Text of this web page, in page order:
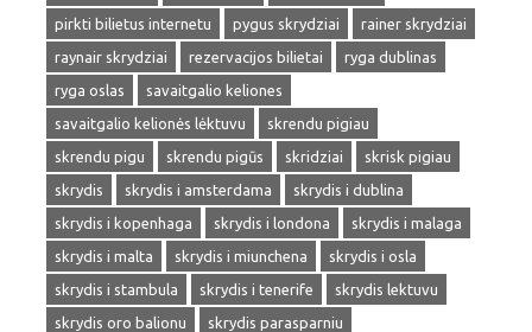
pirkti bilietus internetu
pygus skrydziai
rainer skrydziai
raynair skrydziai
rezervacijos bilietai
ryga dublinas
ryga oslas
savaitgalio keliones
savaitgalio kelionės lėktuvu
skrendu pigiau
skrendu pigu
skrendu pigūs skridziai
skrisk pigiau
skrydis
skrydis i amsterdama
skrydis i dublina
skrydis i kopenhaga
skrydis i londona
skrydis i malaga
skrydis i malta
skrydis i miunchena
skrydis i osla
skrydis i stambula
skrydis i tenerife
skrydis lektuvu
skrydis oro balionu
skrydis parasparniu